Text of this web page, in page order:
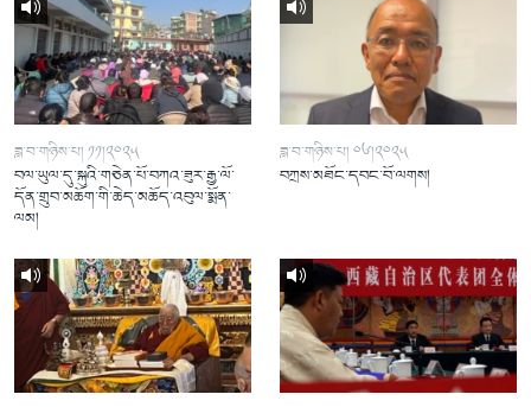
ཟླ་བ་གཉིས་པ། ༡༡།༢༠༢༥
བལ་ཡུལ་དུ་སྐུའི་གཅེན་པོ་བཀའ་ཟུར་རྒྱ་ལོ་
དོན་གྲུབ་མཆོག་གི་ཆེད་མཆོད་འབུལ་སྨོན་
ལམ།
ཟླ་བ་གཉིས་པ། ༠༦།༢༠༢༥
བཀྲས་མཐོང་དབང་བོ་ལགས།